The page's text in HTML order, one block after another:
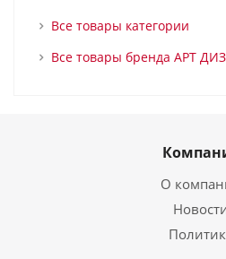
Все товары категории
Все товары бренда АРТ
О